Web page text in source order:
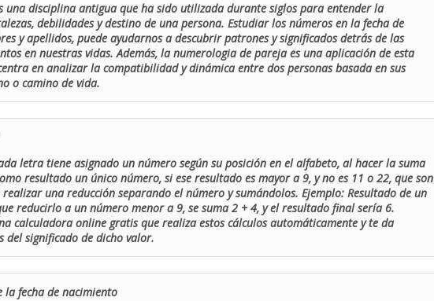
una disciplina antigua que ha sido utilizada durante siglos para entender la
debilidades y destino de una persona. Estudiar los números en la fecha de
y apellidos, puede ayudarnos a descubrir patrones y significados detrás de las
en nuestras vidas. Además, la numerologia de pareja es una aplicación de esta
en analizar la compatibilidad y dinámica entre dos personas basada en sus
o camino de vida.
letra tiene asignado un número según su posición en el alfabeto, al hacer la suma
resultado un único número, si ese resultado es mayor a 9, y no es 11 o 22, que son
realizar una reducción separando el número y sumándolos. Ejemplo: Resultado de un
reducirlo a un número menor a 9, se suma 2 + 4, y el resultado final sería 6.
calculadora online gratis que realiza estos cálculos automáticamente y te da
del significado de dicho valor.
la fecha de nacimiento